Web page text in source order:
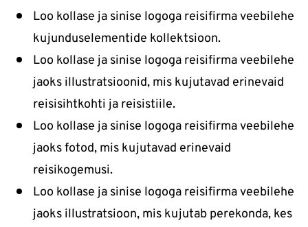
Loo kollase ja sinise logoga reisifirma veebilehe
kujunduselementide kollektsioon.
Loo kollase ja sinise logoga reisifirma veebilehe
jaoks illustratsioonid, mis kujutavad erinevaid
reisisihtkohti ja reisistiile.
Loo kollase ja sinise logoga reisifirma veebilehe
jaoks fotod, mis kujutavad erinevaid
reisikogemusi.
Loo kollase ja sinise logoga reisifirma veebilehe
jaoks illustratsioon, mis kujutab perekonda, kes